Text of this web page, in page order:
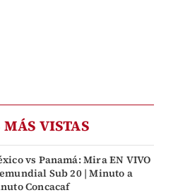
MÁS VISTAS
vs Panamá: Mira EN VIVO
Sub 20 | Minuto a
Concacaf